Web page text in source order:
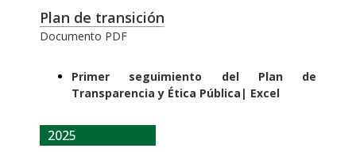
Plan de transición
Documento PDF
Primer seguimiento del Plan de
Transparencia y Ética Pública | Excel
2025